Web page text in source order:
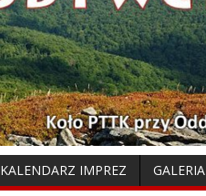
KALENDARZ IMPREZ GALERIA